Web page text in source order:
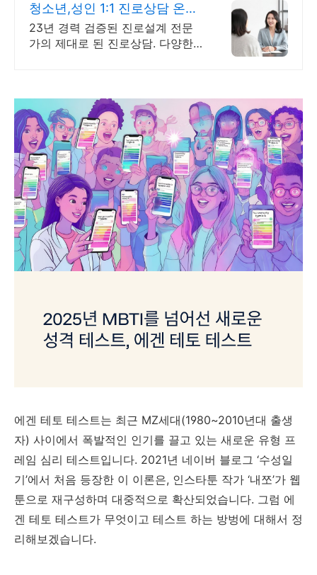
청소년,성인 1:1 진로상담 온라
인 화상 진로/고민상담
23년 경력 검증된 진로설계 전문
가의 제대로 된 진로상담. 다양한
에겐 테토 테스트는 최근 MZ세대(1980~2010년대 출생
자) 사이에서 폭발적인 인기를 끌고 있는 새로운 유형 프
레임 심리 테스트입니다. 2021년 네이버 블로그 ‘수성일
기’에서 처음 등장한 이 이론은, 인스타툰 작가 ‘내쪼’가 웹
툰으로 재구성하며 대중적으로 확산되었습니다. 그럼 에
겐 테토 테스트가 무엇이고 테스트 하는 방벙에 대해서 정
리해보겠습니다.